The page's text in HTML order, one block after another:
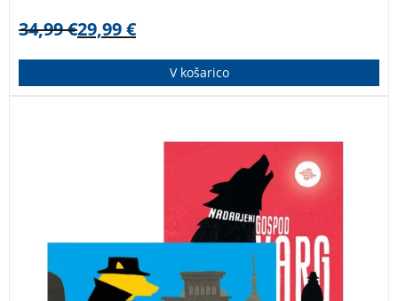
34,99€29,99€
V košarico
tradiciji skandinavskega noirja. Pravzaprav ravno
nasprotno, tako rekoč postavljeno na glavo. Zbirka
skandinavskega blanca,
začinjenega s ščepcem britanskega humorja in
zapakiranega v hudomušno, lahkotno in toplosrčno
eskapistično branje.
Zbirka kriminalk – skandinavski
blanc